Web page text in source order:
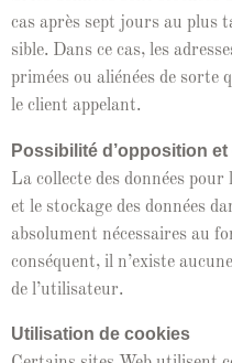
cas après sept jours au plus
si­ble. Dans ce cas, les
primées ou aliénées de sorte
le client appelant.
Pos­si­bil­ité d’op­po­si­tion et
La col­lecte des don­nées
et le stock­age des don­nées
absol­u­ment néces­saires au
con­séquent, il n’ex­iste
de l’utilisateur.
Util­i­sa­tion de cook­ies